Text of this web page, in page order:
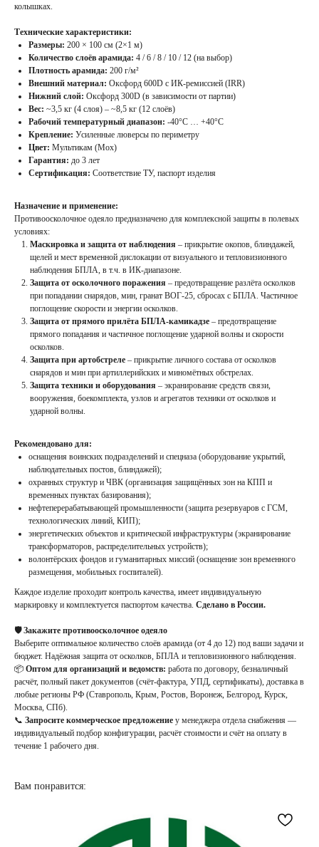
колышках.
Технические характеристики:
Размеры: 200 × 100 см (2×1 м)
Количество слоёв арамида: 4 / 6 / 8 / 10 / 12 (на выбор)
Плотность арамида: 200 г/м²
Внешний материал: Оксфорд 600D с ИК-ремиссией (IRR)
Нижний слой: Оксфорд 300D (в зависимости от партии)
Вес: ~3,5 кг (4 слоя) – ~8,5 кг (12 слоёв)
Рабочий температурный диапазон: -40°C … +40°C
Крепление: Усиленные люверсы по периметру
Цвет: Мультикам (Мох)
Гарантия: до 3 лет
Сертификация: Соответствие ТУ, паспорт изделия
Назначение и применение:
Противоосколочное одеяло предназначено для комплексной защиты в полевых
условиях:
Маскировка и защита от наблюдения – прикрытие окопов, блиндажей,
щелей и мест временной дислокации от визуального и тепловизионного
наблюдения БПЛА, в т.ч. в ИК-диапазоне.
Защита от осколочного поражения – предотвращение разлёта осколков
при попадании снарядов, мин, гранат ВОГ-25, сбросах с БПЛА. Частичное
поглощение скорости и энергии осколков.
Защита от прямого прилёта БПЛА-камикадзе – предотвращение
прямого попадания и частичное поглощение ударной волны и скорости
осколков.
Защита при артобстреле – прикрытие личного состава от осколков
снарядов и мин при артиллерийских и миномётных обстрелах.
Защита техники и оборудования – экранирование средств связи,
вооружения, боекомплекта, узлов и агрегатов техники от осколков и
ударной волны.
Рекомендовано для:
оснащения воинских подразделений и спецназа (оборудование укрытий,
наблюдательных постов, блиндажей);
охранных структур и ЧВК (организация защищённых зон на КПП и
временных пунктах базирования);
нефтеперерабатывающей промышленности (защита резервуаров с ГСМ,
технологических линий, КИП);
энергетических объектов и критической инфраструктуры (экранирование
трансформаторов, распределительных устройств);
волонтёрских фондов и гуманитарных миссий (оснащение зон временного
размещения, мобильных госпиталей).
Каждое изделие проходит контроль качества, имеет индивидуальную
маркировку и комплектуется паспортом качества. Сделано в России.
🛡️ Закажите противоосколочное одеяло
Выберите оптимальное количество слоёв арамида (от 4 до 12) под ваши задачи и
бюджет. Надёжная защита от осколков, БПЛА и тепловизионного наблюдения.
📦 Оптом для организаций и ведомств: работа по договору, безналичный
расчёт, полный пакет документов (счёт-фактура, УПД, сертификаты), доставка в
любые регионы РФ (Ставрополь, Крым, Ростов, Воронеж, Белгород, Курск,
Москва, СПб).
📞 Запросите коммерческое предложение у менеджера отдела снабжения —
индивидуальный подбор конфигурации, расчёт стоимости и счёт на оплату в
течение 1 рабочего дня.
Вам понравится:
О нас
Доставка и оплата
Бронежилеты
Противоосколочная
НАПИСАТЬ
В MAX
КАТЕГОРИИ
ДЛЯ